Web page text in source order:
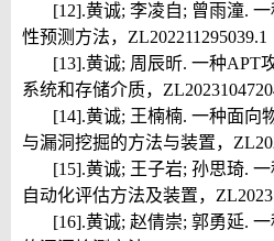
[12].黄诚; 李凌自; 曾雨潼.
性预测方法，ZL202211295039.1
[13].黄诚; 周辰昕. 一种APT
系统和存储介质，
[14].黄诚; 王楠楠. 一种面向
与漏洞挖掘的方法与装置，
[15].黄诚; 王子岩; 孙思琦.
自动化评估方法及装置，
[16].黄诚; 赵倩崇; 郭勇延.